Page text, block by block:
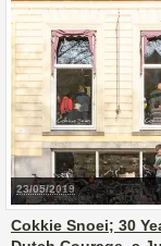
23/05/2019
Cokkie Snoei; 30